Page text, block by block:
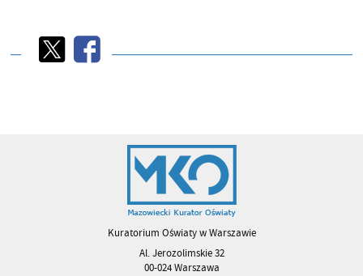
Kuratorium Oświaty w Warszawie
Al. Jerozolimskie 32
00-024 Warszawa